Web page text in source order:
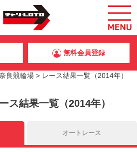
無料会員登録
良競輪場 > レース結果一覧（2014年）
ス結果一覧（2014年）
オートレース